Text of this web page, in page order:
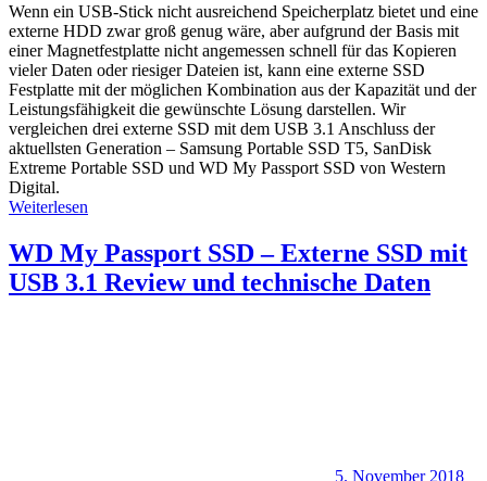
Wenn ein USB-Stick nicht ausreichend Speicherplatz bietet und eine
externe HDD zwar groß genug wäre, aber aufgrund der Basis mit
einer Magnetfestplatte nicht angemessen schnell für das Kopieren
vieler Daten oder riesiger Dateien ist, kann eine externe SSD
Festplatte mit der möglichen Kombination aus der Kapazität und der
Leistungsfähigkeit die gewünschte Lösung darstellen. Wir
vergleichen drei externe SSD mit dem USB 3.1 Anschluss der
aktuellsten Generation – Samsung Portable SSD T5, SanDisk
Extreme Portable SSD und WD My Passport SSD von Western
Digital.
Weiterlesen
WD My Passport SSD – Externe SSD mit
USB 3.1 Review und technische Daten
5. November 2018